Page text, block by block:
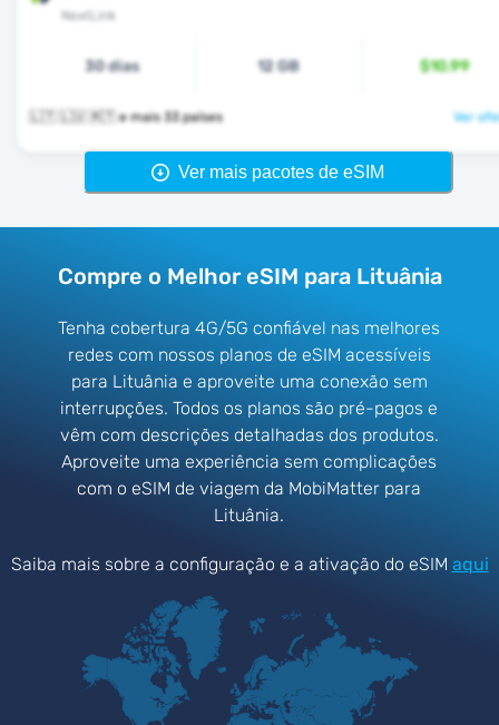
NextLink
30 dias 12 GB $10.99
🇱🇹 🇱🇺 🇲🇹 e mais 33 países Ver
Ver mais pacotes de eSIM
Compre o Melhor eSIM para Lituânia
Tenha cobertura 4G/5G confiável nas melhores
redes com nossos planos de eSIM acessíveis
para Lituânia e aproveite uma conexão sem
interrupções. Todos os planos são pré-pagos e
vêm com descrições detalhadas dos produtos.
Aproveite uma experiência sem complicações
com o eSIM de viagem da MobiMatter para
Lituânia.
Saiba mais sobre a configuração e a ativação do eSIM aqui